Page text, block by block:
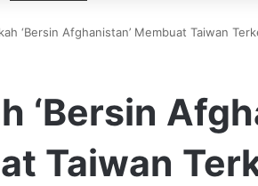
‘Bersin Afghanistan’ Membuat Taiwan
‘Bersin
Taiwan